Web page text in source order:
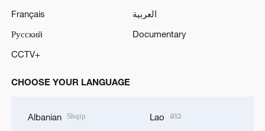
Français
العربية
Русский
Documentary
CCTV+
CHOOSE YOUR LANGUAGE
Albanian Shqip Lao ລາວ